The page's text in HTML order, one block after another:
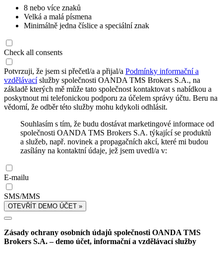
8 nebo více znaků
Velká a malá písmena
Minimálně jedna číslice a speciální znak
Check all consents
Potvrzuji, že jsem si přečetl/a a přijal/a Podmínky informační a
vzdělávacíslužby společnosti OANDA TMS Brokers S.A., na
základě kterých mě může tato společnost kontaktovat s nabídkou a
poskytnout mi telefonickou podporu za účelem správy účtu. Beru na
vědomí, že odběr této služby mohu kdykoli odhlásit.
Souhlasím s tím, že budu dostávat marketingové informace od
společnosti OANDA TMS Brokers S.A. týkající se produktů
a služeb, např. novinek a propagačních akcí, které mi budou
zasílány na kontaktní údaje, jež jsem uvedl/a v:
E-mailu
SMS/MMS
OTEVŘÍT DEMO ÚČET »
Zásady ochrany osobních údajů společnosti OANDA TMS
Brokers S.A. – demo účet, informační a vzdělávací služby